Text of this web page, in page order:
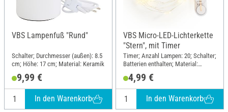
VBS Lampenfuß "Rund"
Schalter; Durchmesser (außen): 8.5
cm; Höhe: 17 cm; Material: Keramik
9,99 €
In den Warenkorb
VBS Micro-LED-Lichterkette
"Stern", mit Timer
Timer; Anzahl Lampen: 20; Schalter;
Batterien enthalten; Material:
4,99 €
In den Warenkorb